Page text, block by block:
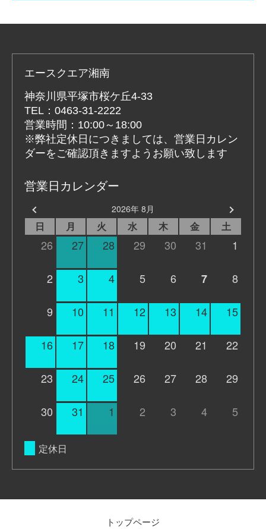
エースクエア湘南
神奈川県平塚市桜ケ丘4-33
TEL：0463-31-2222
営業時間：10:00～18:00
※弊社定休日につきましては、営業日カレン
ダーをご確認頂きますようお願い致します
営業日カレンダー
2026年 8月
日 月 火 水 木 金 土
26 27 28 29 30 31 1
2 3 4 5 6 7 8
9 10 11 12 13 14 15
16 17 18 19 20 21 22
23 24 25 26 27 28 29
30 31 1 2 3 4 5
定休日
トップページ